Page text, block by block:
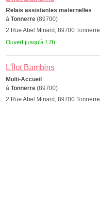
Relais assistantes maternelles
à Tonnerre (89700)
2 Rue Abel Minard, 89700 Tonnerre
Ouvert jusqu'à 17h
L'Îlot Bambins
Multi-Accueil
à Tonnerre (89700)
2 Rue Abel Minard, 89700 Tonnerre